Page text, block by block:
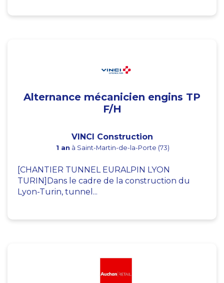
Alternance mécanicien engins TP
F/H
VINCI Construction
1 an à Saint-Martin-de-la-Porte (73)
[CHANTIER TUNNEL EURALPIN LYON
TURIN]Dans le cadre de la construction du
Lyon-Turin, tunnel...